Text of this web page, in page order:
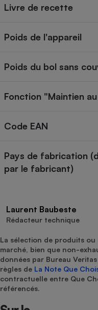
Livre de recette
Poids de l'appareil
Poids du bol sans
Fonction "Maintien
Code EAN
Pays de fabrication
par le fabricant)
Laurent Baubeste
Rédacteur technique
La sélection de produits
marché, bien que non-
données par Bureau
règles de La Note Que
contractuelle entre Que
référencés.